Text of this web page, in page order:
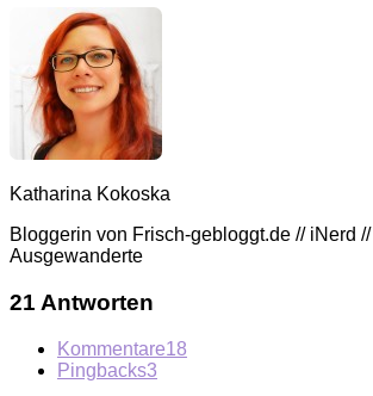
Katharina Kokoska
Bloggerin von Frisch-gebloggt.de // iNerd
Ausgewanderte
21 Antworten
Kommentare18
Pingbacks3